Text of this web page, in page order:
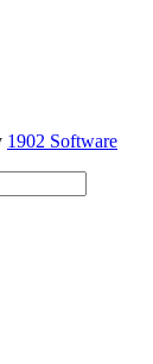
1902 Software